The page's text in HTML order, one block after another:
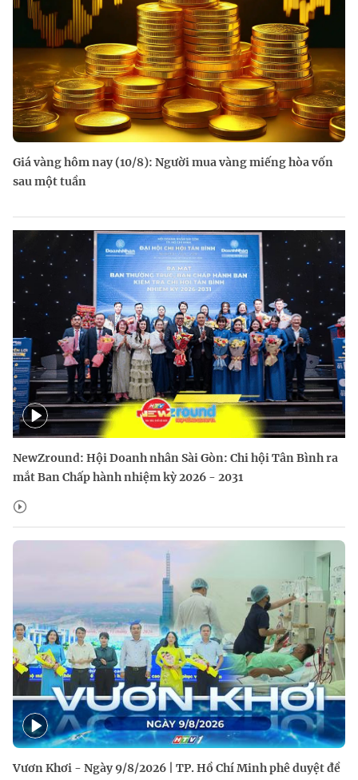
Giá vàng hôm nay (10/8): Người mua vàng miếng hòa vốn
sau một tuần
NewZround: Hội Doanh nhân Sài Gòn: Chi hội Tân Bình ra
mắt Ban Chấp hành nhiệm kỳ 2026 - 2031
Vươn Khơi - Ngày 9/8/2026 | TP. Hồ Chí Minh phê duyệt đề